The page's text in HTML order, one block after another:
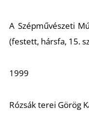
A Szépművészeti
(festett, hársfa, 15.
1999
Rózsák terei Görög